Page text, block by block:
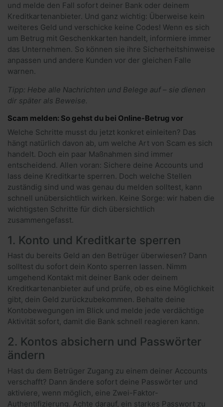
und melde den Fall sofort deiner Bank oder deinem
Kreditkartenanbieter. Und ganz wichtig: Überweise kein
weiteres Geld und verschicke keine Codes! Wenn es sich
um Betrug mit Geschenkkarten handelt, informiere immer
das Unternehmen. So können sie ihre Sicherheitshinweise
anpassen und andere Kunden vor der gleichen Falle
warnen.
Tipp: Hebe alle Nachrichten und Belege auf – sie dienen
dir später als Beweise.
Scam melden: So gehst du bei Online-Betrug vor
Welche Schritte musst du jetzt konkret einleiten? Das
hängt natürlich davon ab, um welche Art von Scam es sich
handelt. Doch ein paar Maßnahmen sind immer
entscheidend. Allen voran: Sichere deine Accounts und
lass deine Kreditkarte sperren. Doch welche Stellen
zuständig sind und was genau du melden solltest, kann
schnell unübersichtlich wirken. Keine Sorge: wir haben die
wichtigsten Schritte für dich übersichtlich
zusammengefasst.
1. Konto und Kreditkarte sperren
Hast du bereits Geld an den Betrüger überwiesen? Dann
solltest du sofort dein Konto sperren lassen. Nimm
umgehend Kontakt mit deiner Bank oder deinem
Kreditkartenanbieter auf und prüfe, ob es eine Möglichkeit
gibt, dein Geld zurückzubekommen. Behalte deine
Kontobewegungen im Blick und melde jede verdächtige
Aktivität sofort, damit die Bank schnell reagieren kann.
2. Kontos absichern und Passwörter
ändern
Hast du dem Betrüger Zugang zu einem deiner Accounts
verschafft? Dann ändere sofort deine Passwörter und
aktiviere, wenn möglich, eine Zwei-Faktor-
Authentifizierung. Achte darauf, ein starkes Passwort zu